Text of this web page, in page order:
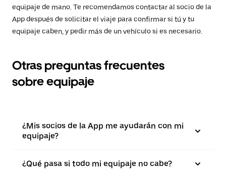
equipaje de mano. Te recomendamos contactar al socio de la
App después de solicitar el viaje para confirmar si tú y tu
equipaje caben, y pedir más de un vehículo si es necesario.
Otras preguntas frecuentes
sobre equipaje
¿Mis socios de la App me ayudarán con mi
equipaje?
¿Qué pasa si todo mi equipaje no cabe?